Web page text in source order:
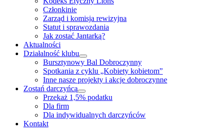
Członkinie
Zarząd i komisja rewizyjna
Statut i sprawozdania
Jak zostać Jantarką?
Aktualności
Działalność klubu
Bursztynowy Bal Dobroczynny
Spotkania z cyklu „Kobiety kobietom”
Inne nasze projekty i akcje dobroczynne
Zostań darczyńcą
Przekaż 1,5% podatku
Dla firm
Dla indywidualnych darczyńców
Kontakt